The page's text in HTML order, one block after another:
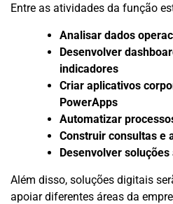
Entre as atividades da função
Analisar dados
Desenvolver
indicadores
Criar aplicativos
PowerApps
Automatizar
Construir consultas e
Desenvolver
Além disso, soluções digitais
apoiar diferentes áreas da